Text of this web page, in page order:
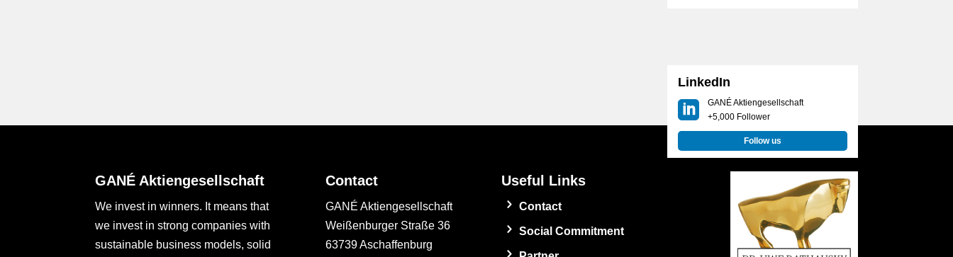
LinkedIn
GANÉ Aktiengesellschaft
+5,000 Follower
Follow us
GANÉ Aktiengesellschaft
We invest in winners. It means that
we invest in strong companies with
sustainable business models, solid
Contact
GANÉ Aktiengesellschaft
Weißenburger Straße 36
63739 Aschaffenburg
Useful Links
Contact
Social Commitment